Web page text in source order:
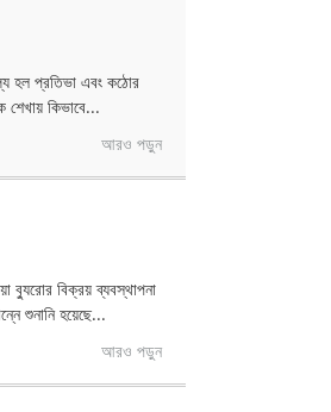
হল প্রতিভা এবং কঠোর
শেখায় কিভাবে...
আরও পড়ুন
ব্যুরোর বিক্রয় ব্যবস্থাপনা
শুনানি হয়েছে...
আরও পড়ুন